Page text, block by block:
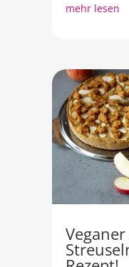
mehr lesen